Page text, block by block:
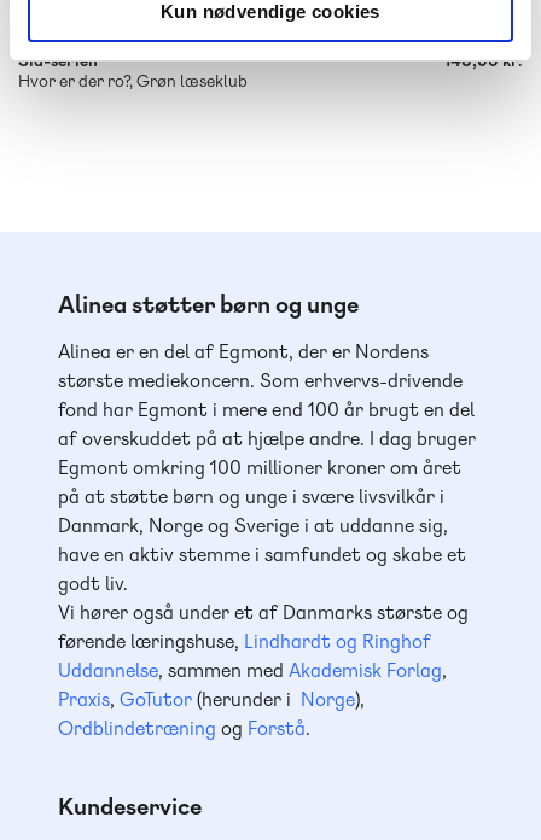
Kun nødvendige cookies
Sia-serien
Hvor er der ro?, Grøn læseklub
148,00 kr.
Alinea støtter børn og unge
Alinea er en del af Egmont, der er Nordens
største mediekoncern. Som erhvervs-drivende
fond har Egmont i mere end 100 år brugt en del
af overskuddet på at hjælpe andre. I dag bruger
Egmont omkring 100 millioner kroner om året
på at støtte børn og unge i svære livsvilkår i
Danmark, Norge og Sverige i at uddanne sig,
have en aktiv stemme i samfundet og skabe et
godt liv.
Vi hører også under et af Danmarks største og
førende læringshuse, Lindhardt og Ringhof
Uddannelse, sammen med Akademisk Forlag,
Praxis, GoTutor(herunder i Norge),
Ordblindetræning og Forstå.
Kundeservice